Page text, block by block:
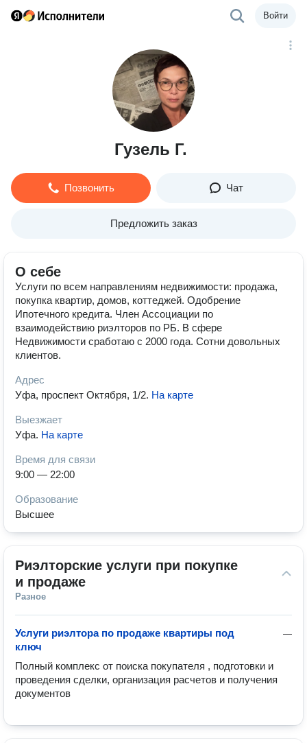
Войти
Гузель Г.
Позвонить Чат
Предложить заказ
О себе
Услуги по всем направлениям недвижимости: продажа,
покупка квартир, домов, коттеджей. Одобрение
Ипотечного кредита. Член Ассоциации по
взаимодействию риэлторов по РБ. В сфере
Недвижимости сработаю с 2000 года. Сотни довольных
клиентов.
Адрес
Уфа, проспект Октября, 1/2. На карте
Выезжает
Уфа. На карте
Время для связи
9:00 — 22:00
Образование
Высшее
Риэлторские услуги при покупке
и продаже
Разное
—
Услуги риэлтора по продаже квартиры под
ключ
Полный комплекс от поиска покупателя , подготовки и
проведения сделки, организация расчетов и получения
документов